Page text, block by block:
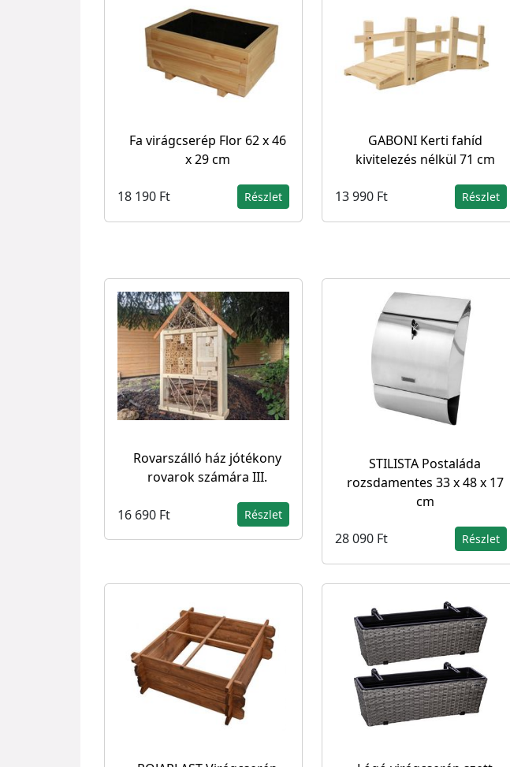
Fa virágcserép Flor 62 x 46
x 29 cm
18 190 Ft Részlet
GABONI Kerti fahíd
kivitelezés nélkül 71 cm
13 990 Ft Részlet
Rovarszálló ház jótékony
rovarok számára III.
16 690 Ft Részlet
STILISTA Postaláda
rozsdamentes 33 x 48 x 17
cm
28 090 Ft Részlet